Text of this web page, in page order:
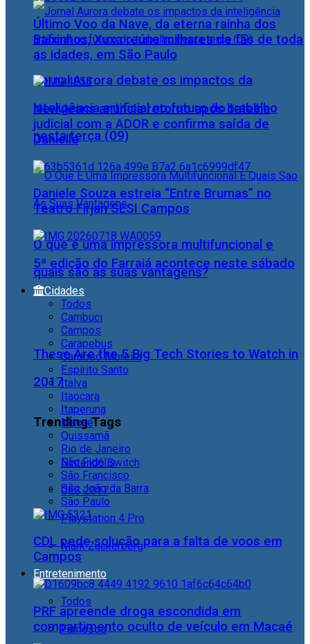
Jornal Aurora debate os impactos da
inteligência artificial no futuro do trabalho
nesta terça (09)
O que é uma impressora multifuncional e
quais são as suas vantagens?
These Are the 5 Big Tech Stories to Watch in
2017
Trending Tags
Nintendo Switch
CES 2017
Playstation 4 Pro
Mark Zuckerberg
Entretenimento
Todos
Famosos
Último Voo da Nave, da eterna rainha dos
Baixinhos, Xuxa reúne milhares de fãs de toda
as idades, em São Paulo
NewJeans anuncia retorno após batalha
judicial com a ADOR e confirma saída de
Danielle
Daniele Souza estreia “Entre Brumas” no
Teatro Firjan SESI Campos
5ª edição do Farraiá acontece neste sábado
Cidades
Todos
Cambuci
Campos
Carapebus
Cardoso Moreira
Espírito Santo
Italva
Itaocara
Itaperuna
Macaé
Quissamã
Rio de Janeiro
São Fidélis
São Francisco
São João da Barra
São Paulo
CDL pede solução para a falta de voos em
Campos
PRF apreende droga escondida em
compartimento oculto de veículo em Macaé